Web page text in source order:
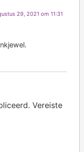
29, 2021 om 11:31
Vereiste